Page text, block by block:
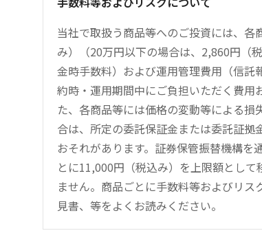
当社で取扱う商品等へのご投資には、
み）（20万円以下の場合は、2,860円（
金時手数料）および運用管理費用（信
約時・運用期間中にご負担いただく費用
た、各商品等には価格の変動等による
合は、所定の委託保証金または委託証
おそれがあります。証券保管振替機構
とに11,000円（税込み）を上限額とし
ません。商品ごとに手数料等およびリ
見書、等をよくお読みください。